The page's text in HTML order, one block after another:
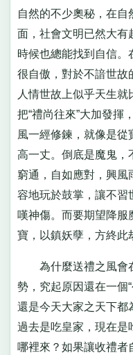
自然的不少奧秘，在
面，社會文明已然大有
時候也總能找到自信。
很自傲，對於不諳世故
人情世故上似乎天生
把“禮尚往來”大加發揮
風一經修鍊，就像是
高一丈。倒底是魔鬼，
窮通，自如應對，興風
容地玩於鼓掌，讓不習
嘆神傷。而要期望降服
寶，以鎮妖孽，方終此
為什麼送禮之風會
勢，究起原因還在一個
還是今天大家之天下都
過去是吃皇家，現在是
哪裡來？如果讓收禮者